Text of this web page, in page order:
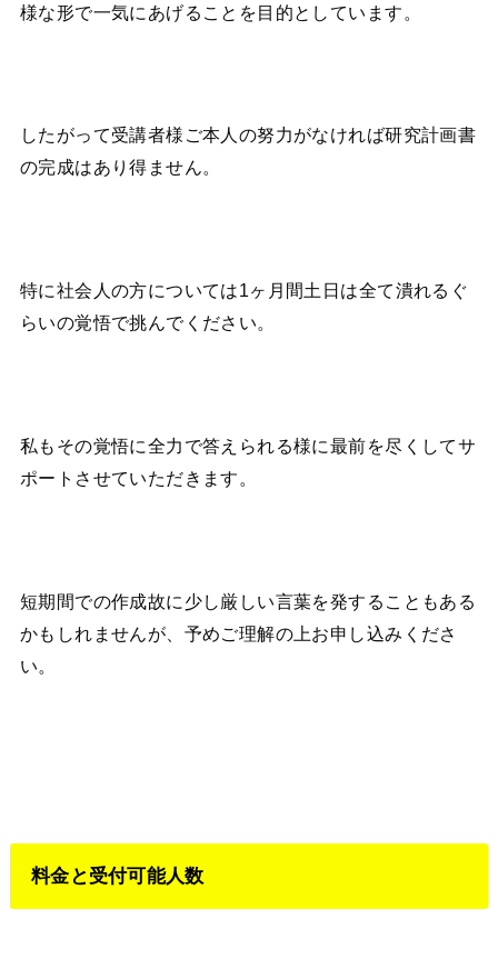
様な形で一気にあげることを目的としています。
したがって受講者様ご本人の努力がなければ研究計画書
の完成はあり得ません。
特に社会人の方については1ヶ月間土日は全て潰れるぐ
らいの覚悟で挑んでください。
私もその覚悟に全力で答えられる様に最前を尽くしてサ
ポートさせていただきます。
短期間での作成故に少し厳しい言葉を発することもある
かもしれませんが、予めご理解の上お申し込みくださ
い。
料金と受付可能人数